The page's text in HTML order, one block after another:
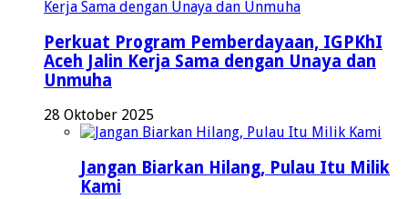
Perkuat Program Pemberdayaan, IGPKhI
Aceh Jalin Kerja Sama dengan Unaya dan
Unmuha
28 Oktober 2025
Jangan Biarkan Hilang, Pulau Itu Milik
Kami